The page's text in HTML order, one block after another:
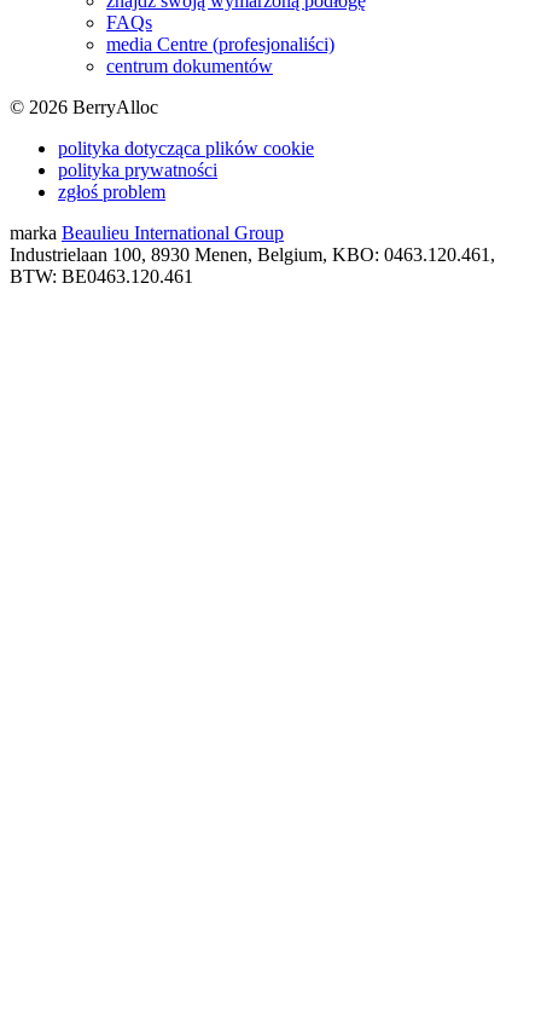
FAQs
media Centre (profesjonaliści)
centrum dokumentów
© 2026 BerryAlloc
polityka dotycząca plików cookie
polityka prywatności
zgłoś problem
marka Beaulieu International Group
Industrielaan 100, 8930 Menen, Belgium, KBO: 0463.120.461,
BTW: BE0463.120.461